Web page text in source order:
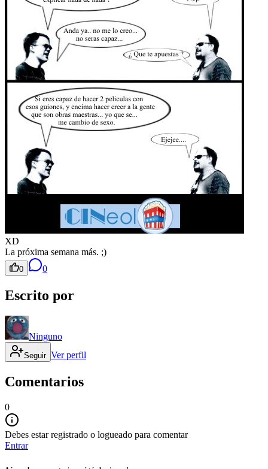
XD
La próxima semana más. ;)
0 0
Escrito por
Ninguno
Seguir Ver perfil
Comentarios
0
Debes estar registrado o logueado para comentar
Entrar